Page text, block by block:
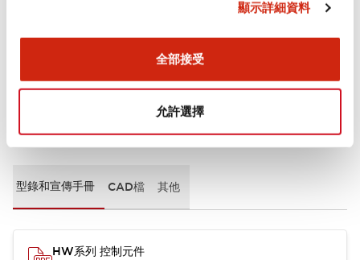
顯示詳細資料
全部接受
允許選擇
安裝和安裝規範
文件和檔案
型錄和宣傳手冊 CAD檔 其他
HW系列 控制元件